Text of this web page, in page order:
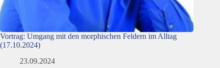
Vortrag: Umgang mit den morphischen Feldern im Alltag
(17.10.2024)
23.09.2024